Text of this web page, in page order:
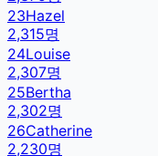
23Hazel
2,315명
24Louise
2,307명
25Bertha
2,302명
26Catherine
2,230명